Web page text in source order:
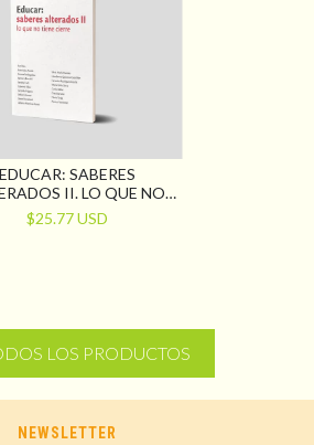
EDUCAR: SABERES
II. LO QUE NO
TIENE CIERRE
$25.77 USD
LOS PRODUCTOS
NEWSLETTER